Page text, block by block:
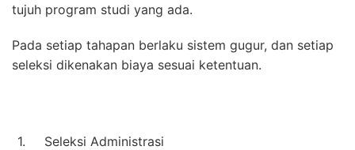
tujuh program studi yang ada.
Pada setiap tahapan berlaku sistem gugur, dan setiap
seleksi dikenakan biaya sesuai ketentuan.
1.
Seleksi Administrasi